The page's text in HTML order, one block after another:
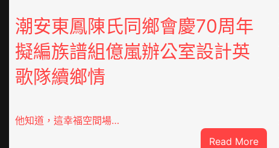
潮安東鳳陳氏同鄉會慶70周年
擬編族譜組億嵐辦公室設計英
歌隊續鄉情
他知道，這幸福空間場…
Read More: